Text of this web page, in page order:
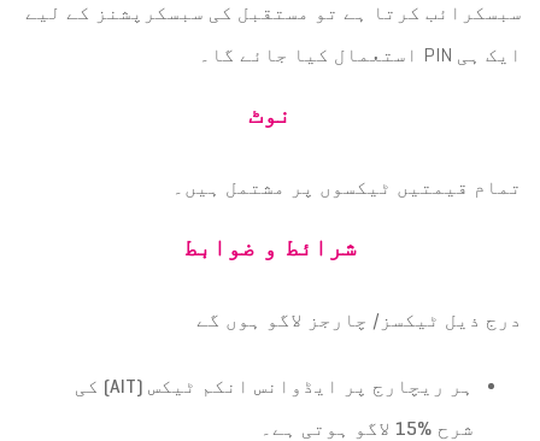
سبسکرائب کرتا ہے تو مستقبل کی سبسکرپشنز کے لیے
ایک ہی PIN استعمال کیا جائے گا۔
نوٹ
تمام قیمتیں ٹیکسوں پر مشتمل ہیں۔
شرائط و ضوابط
درج ذیل ٹیکسز/ چارجز لاگو ہوں گے
ہر ریچارج پر ایڈوانس انکم ٹیکس (AIT)
کی
شرح %15 لاگو ہوتی ہے۔